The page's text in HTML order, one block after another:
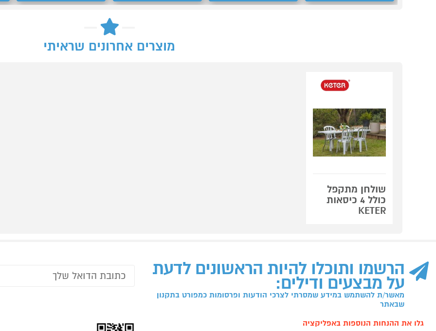
מוצרים אחרונים שראיתי
שולחן מתקפל
כולל 4 כיסאות
KETER
הרשמו ותוכלו להיות הראשונים לדעת
על מבצעים ודילים:
מאשר/ת להשתמש במידע שמסרתי לצרכי הודעות ופרסומות כמפורט בתקנון
שבאתר
גלו את ההנחות הנוספות באפליקציה